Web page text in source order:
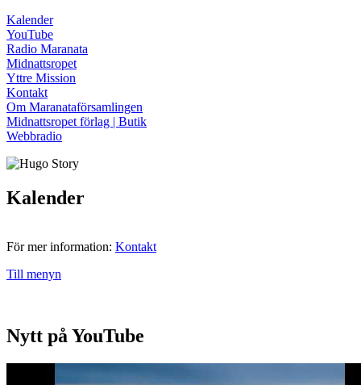
Kalender
YouTube
Radio Maranata
Midnattsropet
Yttre Mission
Kontakt
Om Maranataförsamlingen
Midnattsropet förlag | Butik
Webbradio
Kalender
För mer information: Kontakt
Till menyn
Nytt på YouTube